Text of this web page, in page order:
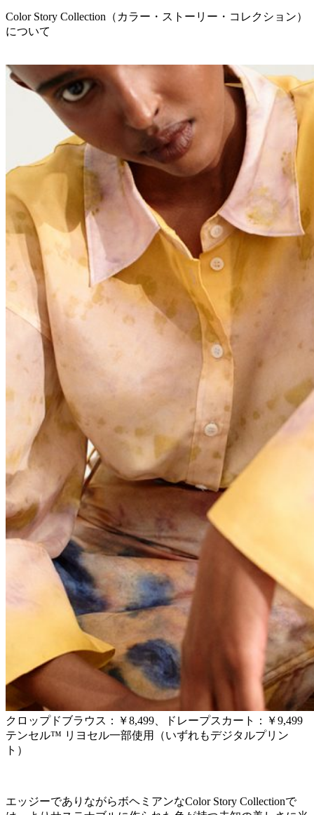
Color Story Collection（カラー・ストーリー・コレクション）
について
クロップドブラウス：￥8,499、ドレープスカート：￥9,499
テンセル™ リヨセル一部使用（いずれもデジタルプリン
ト）
エッジーでありながらボヘミアンなColor Story Collectionで